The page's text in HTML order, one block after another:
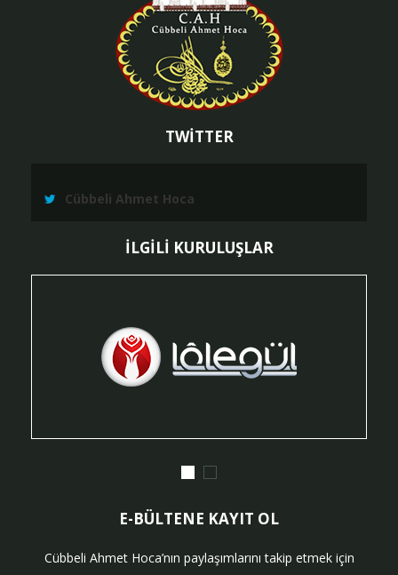
TWİTTER
Cübbeli Ahmet Hoca
İLGİLİ KURULUŞLAR
E-BÜLTENE KAYIT OL
Cübbeli Ahmet Hoca’nın paylaşımlarını takip etmek için